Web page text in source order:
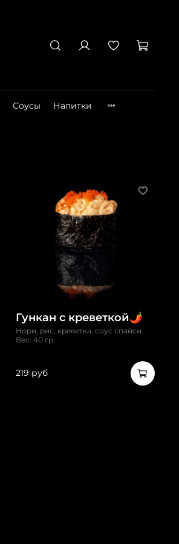
Cоусы Напитки
Гункан с креветкой🌶️
Нори, рис, креветка, соус спайси.
Вес: 40 гр.
219 руб